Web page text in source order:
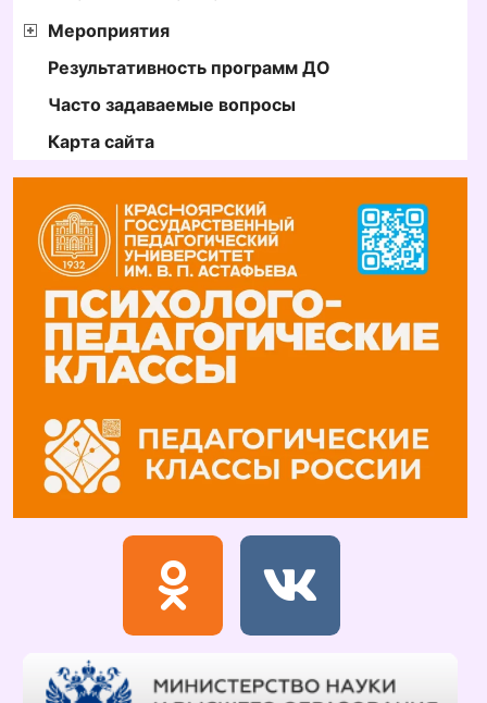
Мероприятия
Результативность программ ДО
Часто задаваемые вопросы
Карта сайта